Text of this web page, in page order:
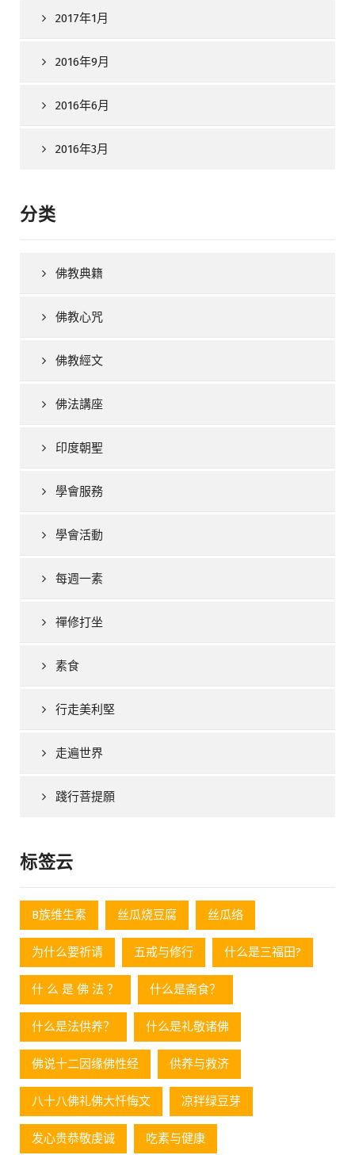
2017年1月
2016年9月
2016年6月
2016年3月
分类
佛教典籍
佛教心咒
佛教經文
佛法講座
印度朝聖
學會服務
學會活動
每週一素
禪修打坐
素食
行走美利堅
走遍世界
踐行菩提願
标签云
B族维生素 丝瓜烧豆腐 丝瓜络
为什么要祈请 五戒与修行 什么是三福田?
什 么 是 佛 法 ？ 什么是斋食？
什么是法供养？ 什么是礼敬诸佛
佛说十二因缘佛性经 供养与救济
八十八佛礼佛大忏悔文 凉拌绿豆芽
发心贵恭敬虔诚 吃素与健康